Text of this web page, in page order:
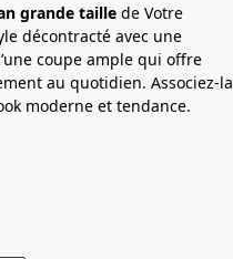
grande taille de Votre
décontracté avec une
coupe ample qui offre
au quotidien. Associez-la
moderne et tendance.